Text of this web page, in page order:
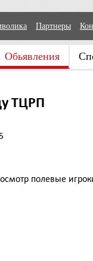
Партнеры
Обьявления
ТЦРП
полевые